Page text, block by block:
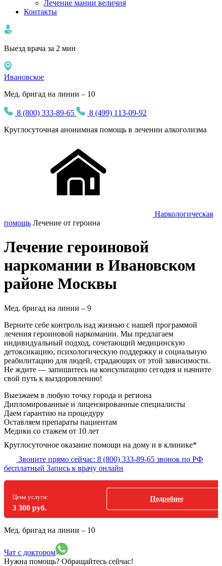
Лечение мании величия
Контакты
Выезд врача за 2 мин
Ивановское
Мед. бригад на линии – 10
8 (800) 333-89-65
8 (499) 113-09-92
Круглосуточная анонимная помощь в лечении алкоголизма
Наркологическая
помощь Лечение от героина
Лечение героиновой
наркомании в Ивановском
районе Москвы
Мед. бригад на линии – 9
Верните себе контроль над жизнью с нашей программой
лечения героиновой наркомании. Мы предлагаем
индивидуальный подход, сочетающий медицинскую
детоксикацию, психологическую поддержку и социальную
реабилитацию для людей, страдающих от этой зависимости.
Не ждите — запишитесь на консультацию сегодня и начните
свой путь к выздоровлению!
Выезжаем в любую точку города и региона
Дипломированные и лицензированные специалисты
Даем гарантию на процедуру
Оставляем препараты пациентам
Медики со стажем от 10 лет
Круглосуточное оказание помощи на дому и в клинике*
Звоните прямо сейчас: 8 (800) 333-89-65 звонок по РФ
бесплатный Запись к врачу онлайн
Цена услуги:
3 300 руб.
Подробнее
Мед. бригад на линии – 10
Чат с доктором
Нужна помощь? Обращайтесь сейчас!